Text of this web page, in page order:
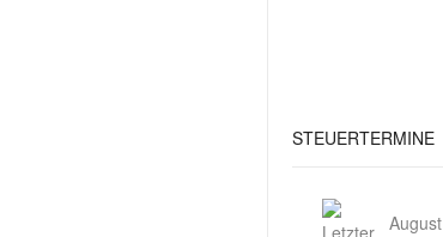
STEUERTERMINE
August